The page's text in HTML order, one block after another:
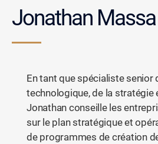
Jonathan Massa
En tant que spécialiste senior
technologique, de la stratégie
Jonathan conseille les
sur le plan stratégique et
de programmes de création